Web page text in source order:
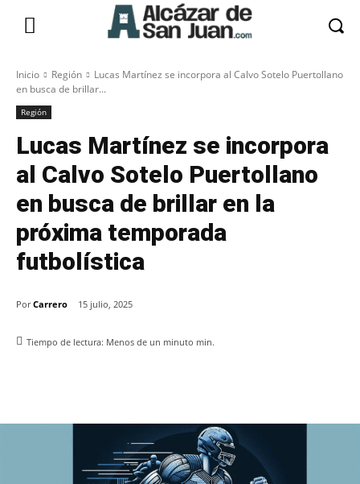
Inicio Región
Lucas Martínez se incorpora al Calvo Sotelo Puertollano
en busca de brillar...
Región
Lucas Martínez se incorpora
al Calvo Sotelo Puertollano
en busca de brillar en la
próxima temporada
futbolística
Por Carrero 15 julio, 2025
Tiempo de lectura: Menos de un minuto min.